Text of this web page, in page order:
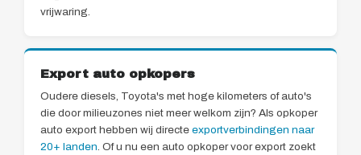
vrijwaring.
Export auto opkopers
Oudere diesels, Toyota's met hoge kilometers of auto's
die door milieuzones niet meer welkom zijn? Als opkoper
auto export hebben wij directe exportverbindingen naar
20+ landen. Of u nu een auto opkoper voor export zoekt